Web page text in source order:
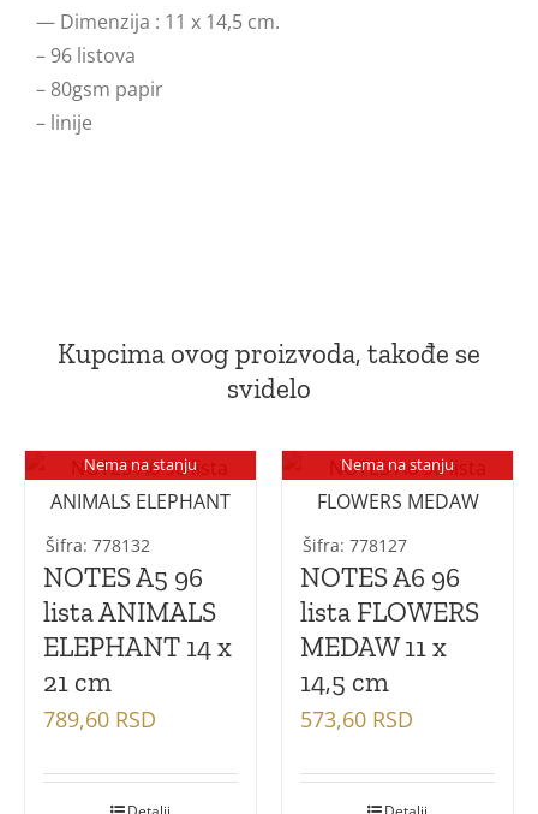
— Dimenzija : 11 x 14,5 cm.
– 96 listova
– 80gsm papir
– linije
Kupcima ovog proizvoda, takođe se
svidelo
Nema na stanju
Šifra: 778132
NOTES A5 96
lista ANIMALS
ELEPHANT 14 x
21 cm
789,60 RSD
Nema na stanju
Šifra: 778127
NOTES A6 96
lista FLOWERS
MEDAW 11 x
14,5 cm
573,60 RSD